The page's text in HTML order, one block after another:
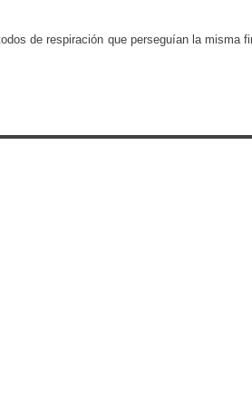
de respiración que perseguían la misma